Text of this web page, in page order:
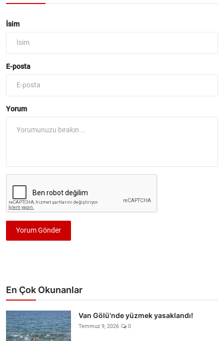
İsim
E-posta
Yorum
Yorum Gönder
En Çok Okunanlar
Van Gölü'nde yüzmek yasaklandı!
Temmuz 9, 2026 0